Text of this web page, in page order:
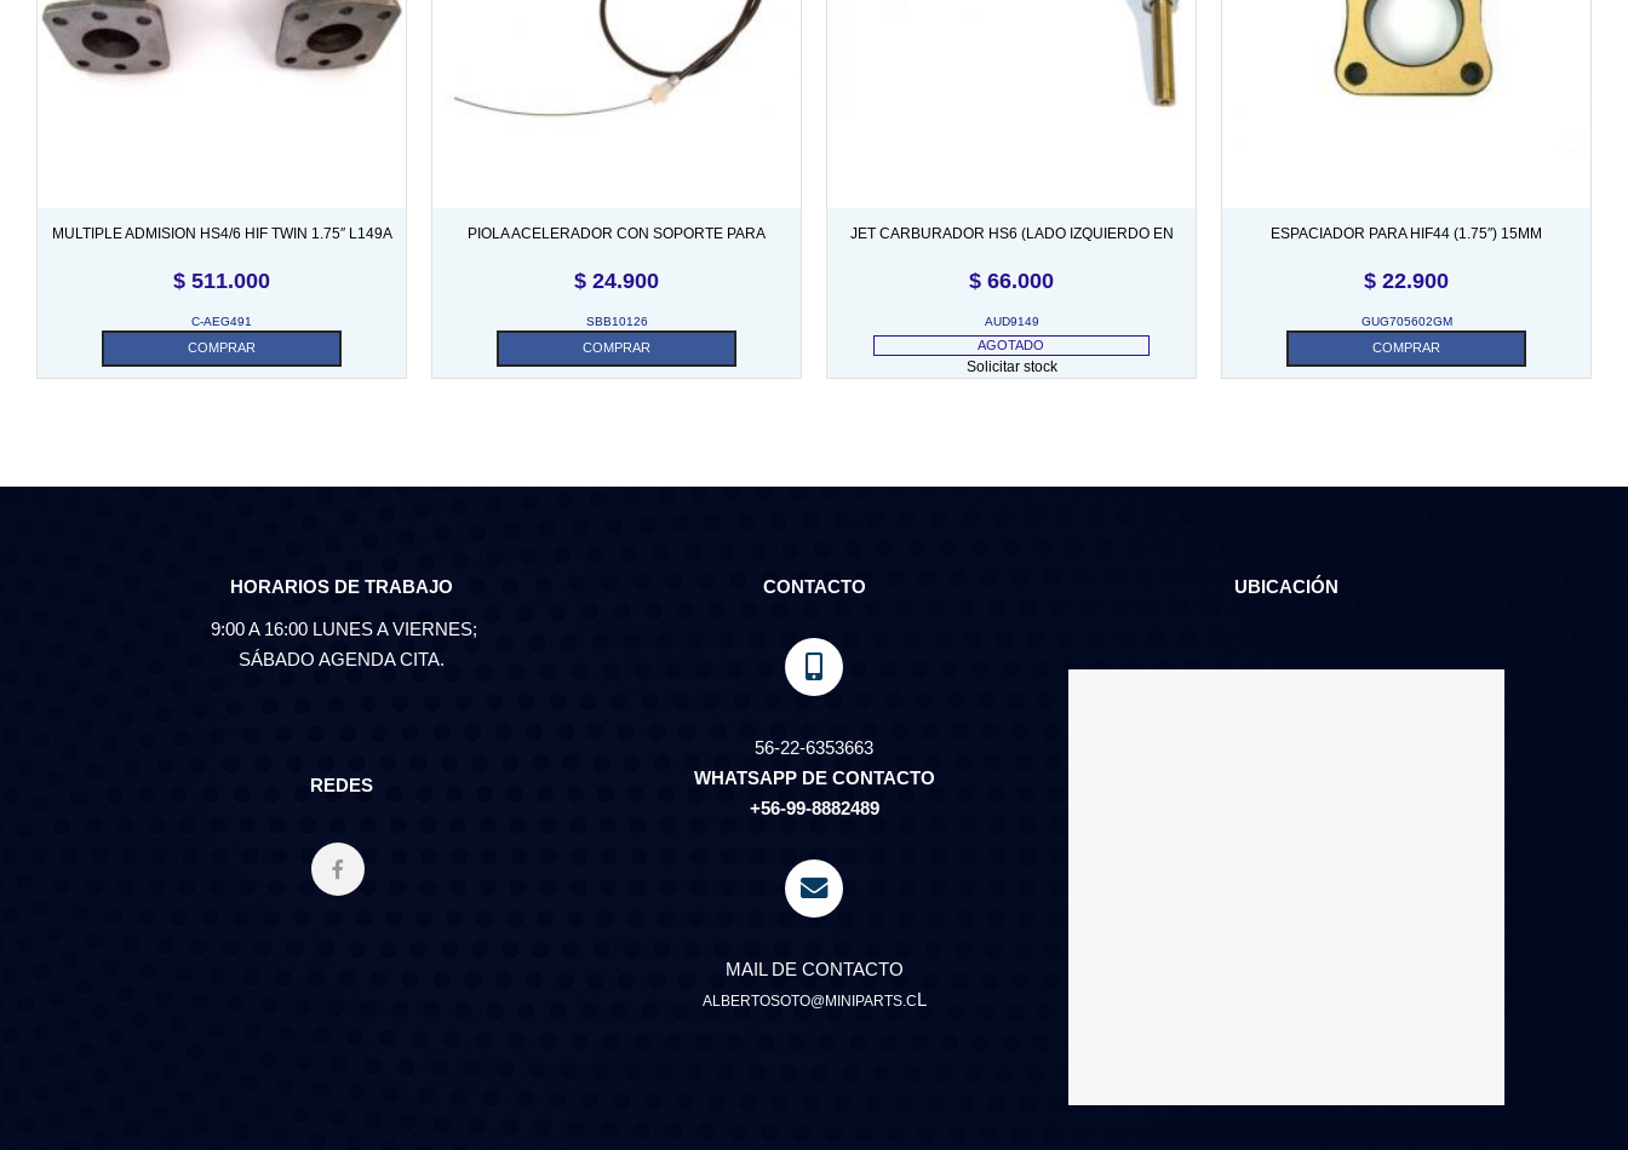
MULTIPLE ADMISION HS4/6 HIF TWIN 1.75″ L149A
$ 511.000
C-AEG491
COMPRAR
PIOLA ACELERADOR CON SOPORTE PARA
$ 24.900
SBB10126
COMPRAR
JET CARBURADOR HS6 (LADO IZQUIERDO EN
$ 66.000
AUD9149
AGOTADO
Solicitar stock
ESPACIADOR PARA HIF44 (1.75″) 15MM
$ 22.900
GUG705602GM
COMPRAR
HORARIOS DE TRABAJO
9:00 A 16:00 LUNES A VIERNES;
SÁBADO AGENDA CITA.
REDES
CONTACTO
56-22-6353663
WHATSAPP DE CONTACTO
+56-99-8882489
MAIL DE CONTACTO
ALBERTOSOTO@MINIPARTS.CL
UBICACIÓN